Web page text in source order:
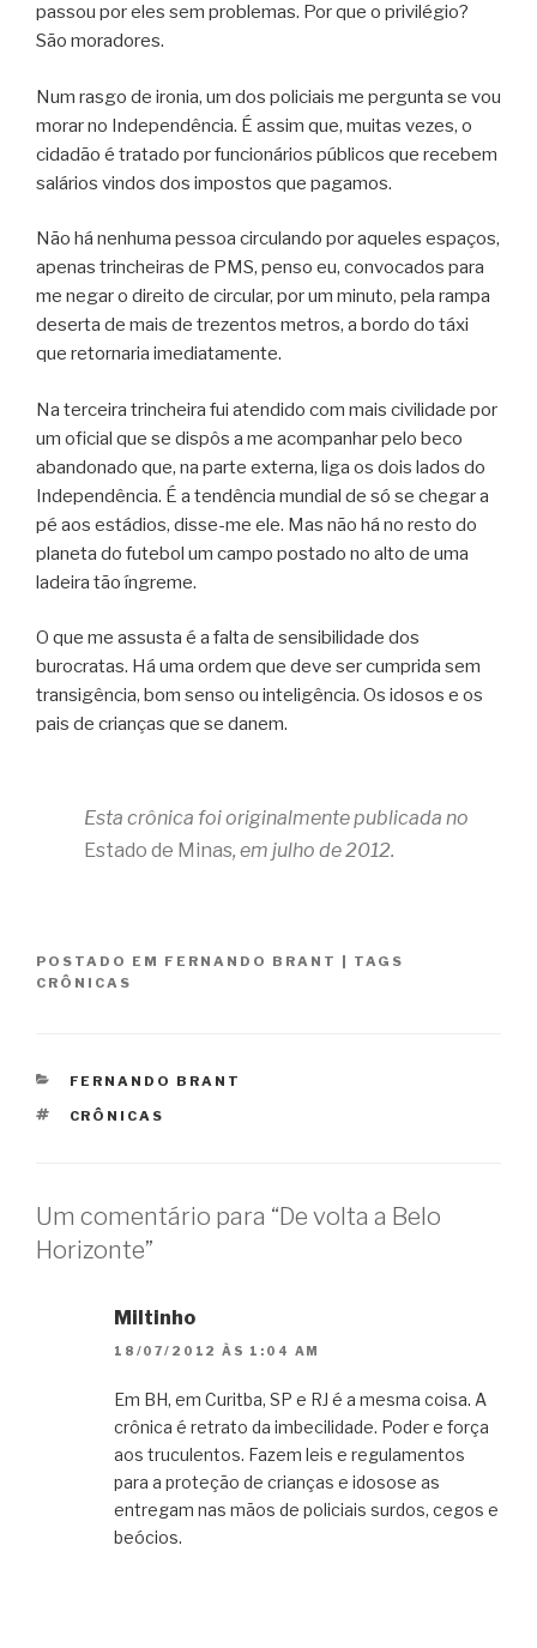
passou por eles sem problemas. Por que o privilégio?
São moradores.
Num rasgo de ironia, um dos policiais me pergunta se vou
morar no Independência. É assim que, muitas vezes, o
cidadão é tratado por funcionários públicos que recebem
salários vindos dos impostos que pagamos.
Não há nenhuma pessoa circulando por aqueles espaços,
apenas trincheiras de PMS, penso eu, convocados para
me negar o direito de circular, por um minuto, pela rampa
deserta de mais de trezentos metros, a bordo do táxi
que retornaria imediatamente.
Na terceira trincheira fui atendido com mais civilidade por
um oficial que se dispôs a me acompanhar pelo beco
abandonado que, na parte externa, liga os dois lados do
Independência. É a tendência mundial de só se chegar a
pé aos estádios, disse-me ele. Mas não há no resto do
planeta do futebol um campo postado no alto de uma
ladeira tão íngreme.
O que me assusta é a falta de sensibilidade dos
burocratas. Há uma ordem que deve ser cumprida sem
transigência, bom senso ou inteligência. Os idosos e os
pais de crianças que se danem.
Esta crônica foi originalmente publicada no
Estado de Minas, em julho de 2012.
POSTADO EM FERNANDO BRANT
TAGS
CRÔNICAS
CATEGORIAS
FERNANDO BRANT
TAGS
CRÔNICAS
Um comentário para “De volta a Belo
Horizonte”
Miltinho
18/07/2012 ÀS 1:04 AM
Em BH, em Curitba, SP e RJ é a mesma coisa. A
crônica é retrato da imbecilidade. Poder e força
aos truculentos. Fazem leis e regulamentos
para a proteção de crianças e idosose as
entregam nas mãos de policiais surdos, cegos e
beócios.